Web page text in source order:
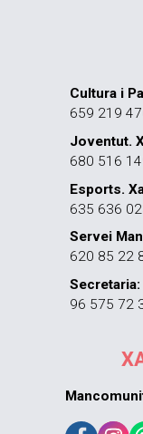
Cultura i
659 219
Joventut.
680 516
Esports.
635 636
Servei
620 85 22
Secretaria:
96 575 72